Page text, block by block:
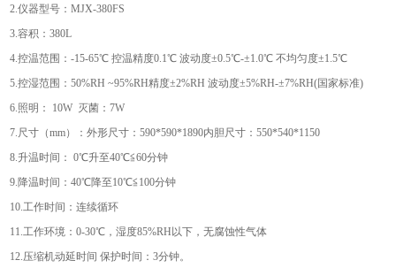
2.仪器型号：MJX-380FS
3.容积：380L
4.控温范围：-15-65℃ 控温精度0.1℃ 波动度±0.5℃-±1.0℃ 不均匀度±1.5℃
5.控湿范围：50%RH ~95%RH精度±2%RH 波动度±5%RH-±7%RH(国家标准)
6.照明： 10W 灭菌：7W
7.尺寸（mm）：外形尺寸：590*590*1890内胆尺寸：550*540*1150
8.升温时间： 0℃升至40℃≦60分钟
9.降温时间：40℃降至10℃≦100分钟
10.工作时间：连续循环
11.工作环境：0-30℃，湿度85%RH以下，无腐蚀性气体
12.压缩机动延时间 保护时间：3分钟。